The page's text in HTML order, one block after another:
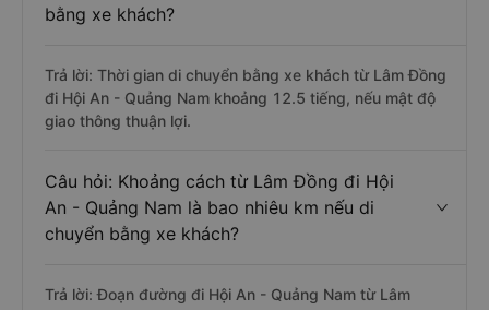
bằng xe khách?
Trả lời: Thời gian di chuyển bằng xe khách từ Lâm Đồng
đi Hội An - Quảng Nam khoảng 12.5 tiếng, nếu mật độ
giao thông thuận lợi.
Câu hỏi: Khoảng cách từ Lâm Đồng đi Hội
An - Quảng Nam là bao nhiêu km nếu di
chuyển bằng xe khách?
Trả lời: Đoạn đường đi Hội An - Quảng Nam từ Lâm